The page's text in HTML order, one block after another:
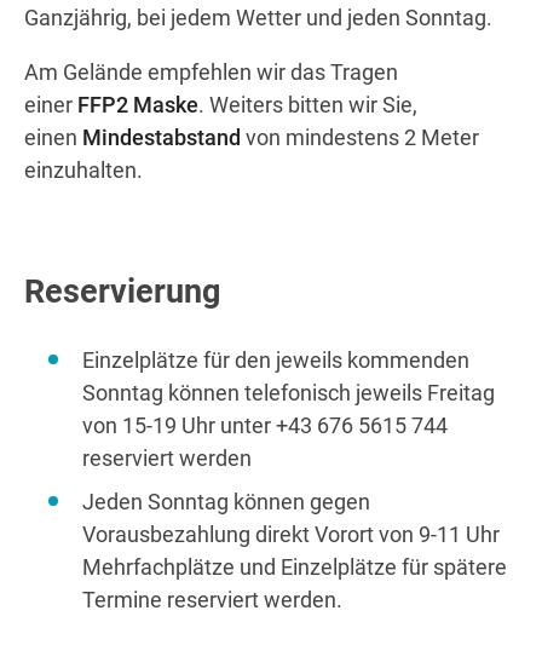
Wegbeschreibung
Ganzjährig, bei jedem Wetter und jeden Sonntag.
Am Gelände empfehlen wir das Tragen
einer FFP2 Maske. Weiters bitten wir Sie,
einen Mindestabstand von mindestens 2 Meter
einzuhalten.
Reservierung
Einzelplätze für den jeweils kommenden
Sonntag können telefonisch jeweils Freitag
von 15-19 Uhr unter +43 676 5615 744
reserviert werden
Jeden Sonntag können gegen
Vorausbezahlung direkt Vorort von 9-11 Uhr
Mehrfachplätze und Einzelplätze für spätere
Termine reserviert werden.